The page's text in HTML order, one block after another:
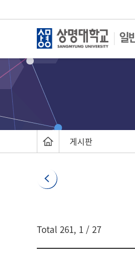
일
게시판
Total 261, 1 / 27